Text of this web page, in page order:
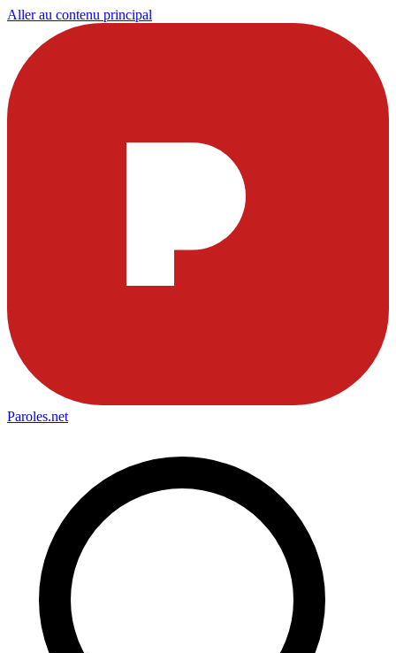
Aller au contenu principal
Paroles.net